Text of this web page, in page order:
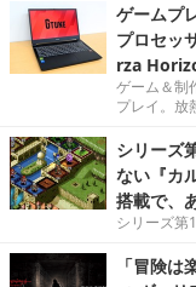
ゲームプ
プロセッ
rza
ゲーム＆制
プレイ。放
シリーズ
ない『カ
搭載で、
シリーズ第
「冒険